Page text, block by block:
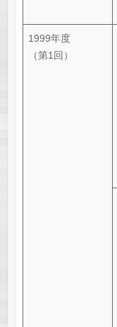
1999年度
（第1回）